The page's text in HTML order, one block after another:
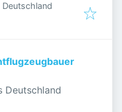
Deutschland